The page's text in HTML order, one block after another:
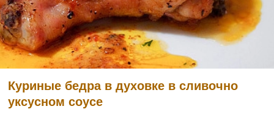
Куриные бедра в духовке в сливочно
уксусном соусе